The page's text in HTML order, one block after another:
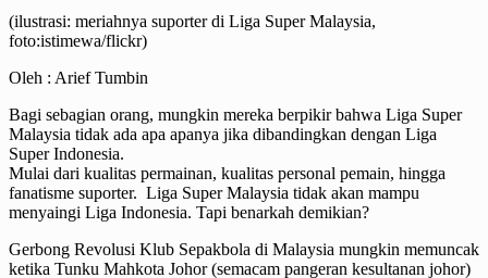
(ilustrasi: meriahnya suporter di Liga Super Malaysia,
foto:istimewa/flickr)
Oleh : Arief Tumbin
Bagi sebagian orang, mungkin mereka berpikir bahwa Liga Super
Malaysia tidak ada apa apanya jika dibandingkan dengan Liga
Super Indonesia.
Mulai dari kualitas permainan, kualitas personal pemain, hingga
fanatisme suporter. Liga Super Malaysia tidak akan mampu
menyaingi Liga Indonesia. Tapi benarkah demikian?
Gerbong Revolusi Klub Sepakbola di Malaysia mungkin memuncak
ketika Tunku Mahkota Johor (semacam pangeran kesultanan johor)